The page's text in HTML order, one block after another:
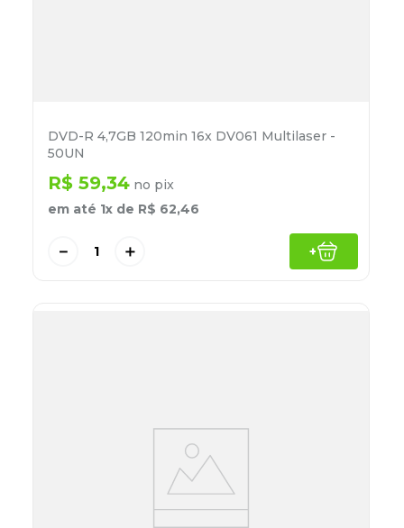
DVD-R 4,7GB 120min 16x DV061 Multilaser -
50UN
R$ 59,34 no pix
em até 1x de R$ 62,46
＋
－ +